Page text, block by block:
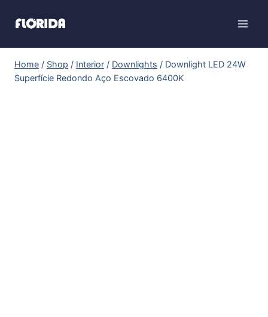
Home / Shop / Interior / Downlights / Downlight LED 24W
Superfície Redondo Aço Escovado 6400K